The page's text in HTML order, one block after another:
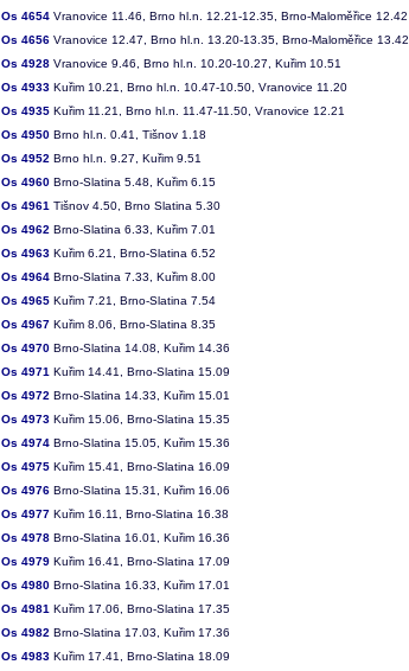
Os 4654 Vranovice 11.46, Brno hl.n. 12.21-12.35, Brno-Maloměřice 12.42
Os 4656 Vranovice 12.47, Brno hl.n. 13.20-13.35, Brno-Maloměřice 13.42
Os 4928 Vranovice 9.46, Brno hl.n. 10.20-10.27, Kuřim 10.51
Os 4933 Kuřim 10.21, Brno hl.n. 10.47-10.50, Vranovice 11.20
Os 4935 Kuřim 11.21, Brno hl.n. 11.47-11.50, Vranovice 12.21
Os 4950 Brno hl.n. 0.41, Tišnov 1.18
Os 4952 Brno hl.n. 9.27, Kuřim 9.51
Os 4960 Brno-Slatina 5.48, Kuřim 6.15
Os 4961 Tišnov 4.50, Brno Slatina 5.30
Os 4962 Brno-Slatina 6.33, Kuřim 7.01
Os 4963 Kuřim 6.21, Brno-Slatina 6.52
Os 4964 Brno-Slatina 7.33, Kuřim 8.00
Os 4965 Kuřim 7.21, Brno-Slatina 7.54
Os 4967 Kuřim 8.06, Brno-Slatina 8.35
Os 4970 Brno-Slatina 14.08, Kuřim 14.36
Os 4971 Kuřim 14.41, Brno-Slatina 15.09
Os 4972 Brno-Slatina 14.33, Kuřim 15.01
Os 4973 Kuřim 15.06, Brno-Slatina 15.35
Os 4974 Brno-Slatina 15.05, Kuřim 15.36
Os 4975 Kuřim 15.41, Brno-Slatina 16.09
Os 4976 Brno-Slatina 15.31, Kuřim 16.06
Os 4977 Kuřim 16.11, Brno-Slatina 16.38
Os 4978 Brno-Slatina 16.01, Kuřim 16.36
Os 4979 Kuřim 16.41, Brno-Slatina 17.09
Os 4980 Brno-Slatina 16.33, Kuřim 17.01
Os 4981 Kuřim 17.06, Brno-Slatina 17.35
Os 4982 Brno-Slatina 17.03, Kuřim 17.36
Os 4983 Kuřim 17.41, Brno-Slatina 18.09